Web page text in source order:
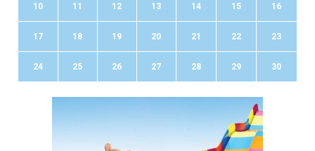
10 11 12 13 14 15 16
17 18 19 20 21 22 23
24 25 26 27 28 29 30